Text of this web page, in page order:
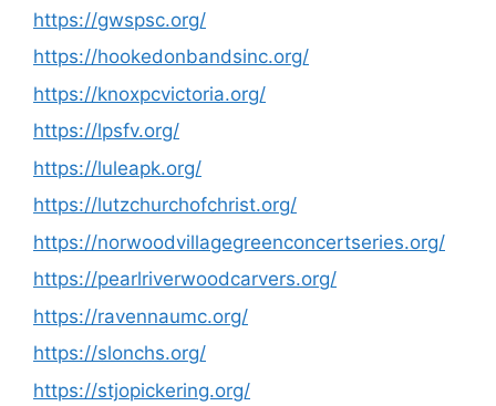
https://gwspsc.org/
https://hookedonbandsinc.org/
https://knoxpcvictoria.org/
https://lpsfv.org/
https://luleapk.org/
https://lutzchurchofchrist.org/
https://norwoodvillagegreenconcertseries.org/
https://pearlriverwoodcarvers.org/
https://ravennaumc.org/
https://slonchs.org/
https://stjopickering.org/